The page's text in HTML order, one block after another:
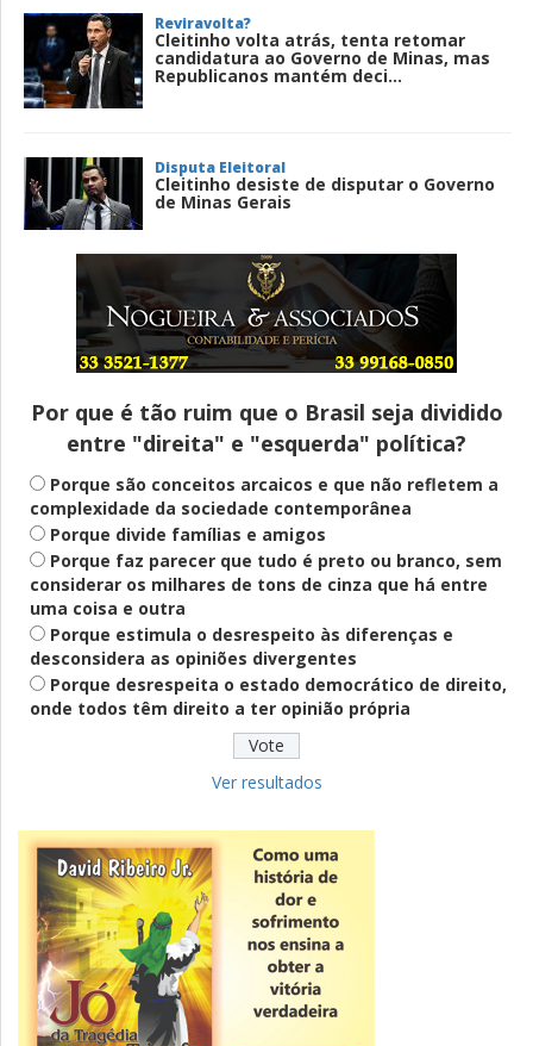
Reviravolta?
Cleitinho volta atrás, tenta retomar
candidatura ao Governo de Minas, mas
Republicanos mantém deci...
Disputa Eleitoral
Cleitinho desiste de disputar o Governo
de Minas Gerais
Entenda
Pix Pensão Alimentícia: entenda o que é
e como solicitar
Saúde Mental
mental para jovens no SUS Digital
Definido
PT lança Patrus Ananias como candidato
ao governo de Minas Gerais
Fies: pré-selecionados têm até terça
para complementar informações
Novidade
CNPJ alfanumérico começa a ser emitido
nesta sexta
ver todas »
Por que é tão ruim que o Brasil seja dividido
entre "direita" e "esquerda" política?
Porque são conceitos arcaicos e que não refletem a
complexidade da sociedade contemporânea
Porque divide famílias e amigos
Porque faz parecer que tudo é preto ou branco, sem
considerar os milhares de tons de cinza que há entre
uma coisa e outra
Porque estimula o desrespeito às diferenças e
desconsidera as opiniões divergentes
Porque desrespeita o estado democrático de direito,
onde todos têm direito a ter opinião própria
Ver resultados